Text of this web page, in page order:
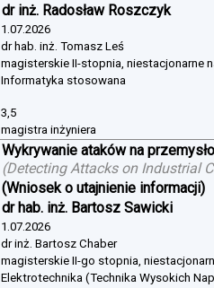
dr inż. Radosław Roszczyk
1.07.2026
dr hab. inż. Tomasz Leś
magisterskie II-stopnia, niestacjonarne
Informatyka stosowana
3,5
magistra inżyniera
Wykrywanie ataków na
(Detecting Attacks on Industrial
(Wniosek o utajnienie informacji)
dr hab. inż. Bartosz Sawicki
1.07.2026
dr inż. Bartosz Chaber
magisterskie II-go stopnia,
Elektrotechnika (Technika Wysokich